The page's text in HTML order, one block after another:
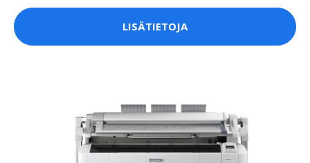
LISÄTIETOJA